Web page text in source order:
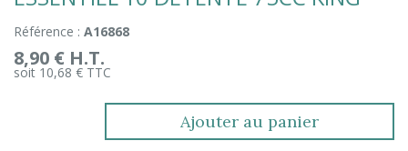
Référence : A16868
8,90 € H.T.
soit 10,68 € TTC
Ajouter au panier